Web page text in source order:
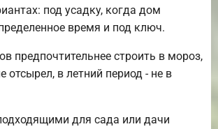
под усадку, когда дом
время и под ключ.
предпочтительнее строить в мороз,
отсырел, в летний период - не в
для сада или дачи